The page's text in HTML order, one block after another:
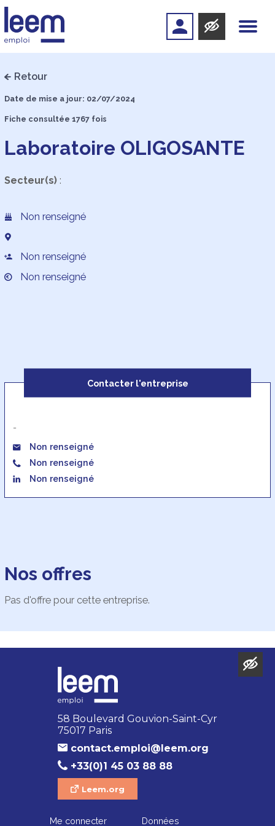
Retour
Date de mise a jour: 02/07/2024
Fiche consultée 1767 fois
Laboratoire OLIGOSANTE
Secteur(s):
Non renseigné
Non renseigné
Non renseigné
Contacter l'entreprise
-
Non renseigné
Non renseigné
Non renseigné
Nos offres
Pas d'offre pour cette entreprise.
58 Boulevard Gouvion-Saint-Cyr
75017 Paris
contact.emploi@leem.org
+33(0)1 45 03 88 88
Leem.org
Me connecter Données